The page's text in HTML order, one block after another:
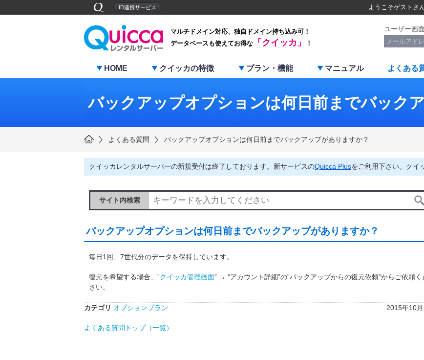
ID連携サービス ようこそゲスト さ
マルチドメイン対応、独自ドメイン持ち込み可！
データベースも使えてお得な
「クイッカ」 ！
ユーザー画
HOME クイッカの特徴 プラン・機能 マニュアル よくある
バックアップオプションは何日前までバック
よくある質問 バックアップオプションは何日前までバックアップがありますか？
クイッカレンタルサーバーの新規受付は終了しております。新サービスのQuicca Plusをご利用下さい。クイ
サイト内検索
バックアップオプションは何日前までバックアップがありますか？
毎日1回、7世代分のデータを保持しています。
復元を希望する場合、”クイッカ管理画面” → “アカウント詳細”の”バックアップからの復元依頼”からご依頼く
さい。
カテゴリ オプションプラン 2015年10
よくある質問トップ（一覧）